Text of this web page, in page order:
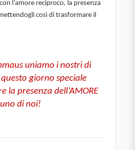
l’amore reciproco, la presenza
così di trasformare il
uniamo i nostri di
giorno speciale
la presenza dell’AMORE
di noi!